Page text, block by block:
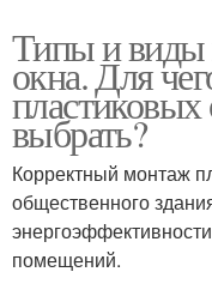
Типы и виды
окна. Для
выбрать?
Корректный монтаж
общественного
помещений.